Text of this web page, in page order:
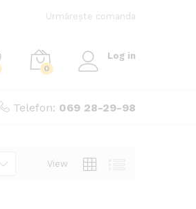
Urmărește comanda
0
Log in
Telefon: 069 28-29-98
View